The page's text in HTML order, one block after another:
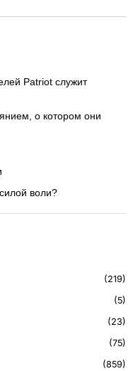
Patriot служит
о котором они
воли?
219
5
23
75
859